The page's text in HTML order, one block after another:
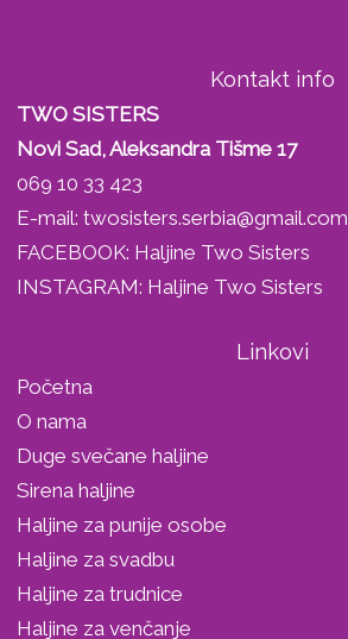
Kontakt info
TWO SISTERS
Novi Sad, Aleksandra Tišme 17
069 10 33 423
E-mail:twosisters.serbia@gmail.com
FACEBOOK: Haljine Two Sisters
INSTAGRAM: Haljine Two Sisters
Linkovi
Početna
O nama
Duge svečane haljine
Sirena haljine
Haljine za punije osobe
Haljine za svadbu
Haljine za trudnice
Haljine za venčanje